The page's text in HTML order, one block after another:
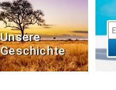
Unsere
Geschichte